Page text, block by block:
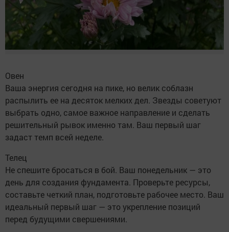
Овен
Ваша энергия сегодня на пике, но велик соблазн
распылить ее на десяток мелких дел. Звезды советуют
выбрать одно, самое важное направление и сделать
решительный рывок именно там. Ваш первый шаг
задаст темп всей неделе.
Телец
Не спешите бросаться в бой. Ваш понедельник — это
день для создания фундамента. Проверьте ресурсы,
составьте четкий план, подготовьте рабочее место. Ваш
идеальный первый шаг — это укрепление позиций
перед будущими свершениями.